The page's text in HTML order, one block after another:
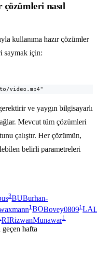
nasıl
kullanıma hazır çözümler
saymak için:
video.mp4"
ve yaygın bilgisayarlı
Mevcut tüm çözümleri
çalıştır. Her çözümün,
belirli parametreleri
3BUBurhan-
1 BOBovey08091 LA
RIRizwanMunawar1
geçen hafta